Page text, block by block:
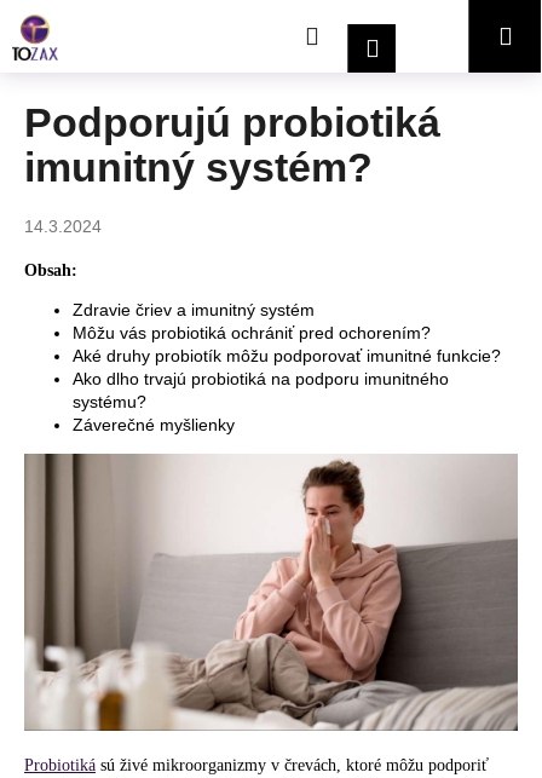
obsah
HľadaťPrihlásenieNákupný
košík
Podporujú probiotiká
imunitný systém?
14.3.2024
Obsah:
Zdravie čriev a imunitný systém
Môžu vás probiotiká ochrániť pred ochorením?
Aké druhy probiotík môžu podporovať imunitné funkcie?
Ako dlho trvajú probiotiká na podporu imunitného
systému?
Záverečné myšlienky
Probiotiká sú živé mikroorganizmy v črevách, ktoré môžu podporiť
o
Č
o
o
t
e
s
ť
?